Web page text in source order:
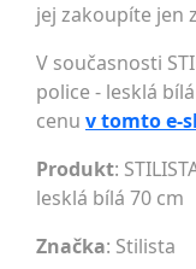
jej zakoupíte jen
V současnosti
police - lesklá
cenu v tomto e-
Produkt:
lesklá bílá 70 cm
Značka: Stilista